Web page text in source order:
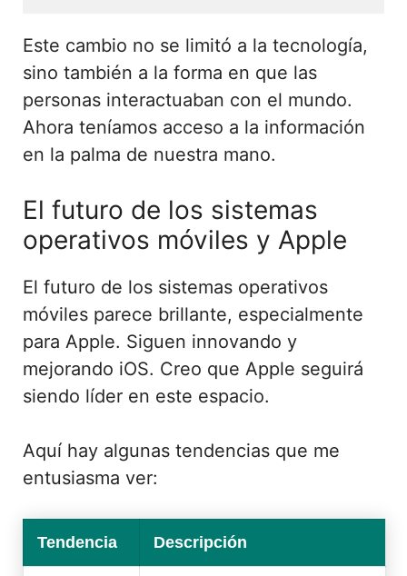
Este cambio no se limitó a la tecnología,
sino también a la forma en que las
personas interactuaban con el mundo.
Ahora teníamos acceso a la información
en la palma de nuestra mano.
El futuro de los sistemas
operativos móviles y Apple
El futuro de los sistemas operativos
móviles parece brillante, especialmente
para Apple. Siguen innovando y
mejorando iOS. Creo que Apple seguirá
siendo líder en este espacio.
Aquí hay algunas tendencias que me
entusiasma ver:
Tendencia Descripción